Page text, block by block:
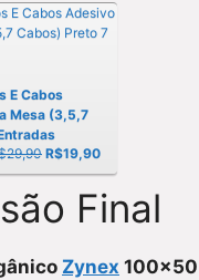
E Cabos
Mesa (3,5,7
R$19,90
Final
Zynex 100×50